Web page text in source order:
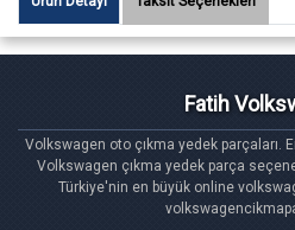
Fatih
Volkswagen oto çıkma yedek parçaları.
Volkswagen çıkma yedek parça
Türkiye'nin en büyük online